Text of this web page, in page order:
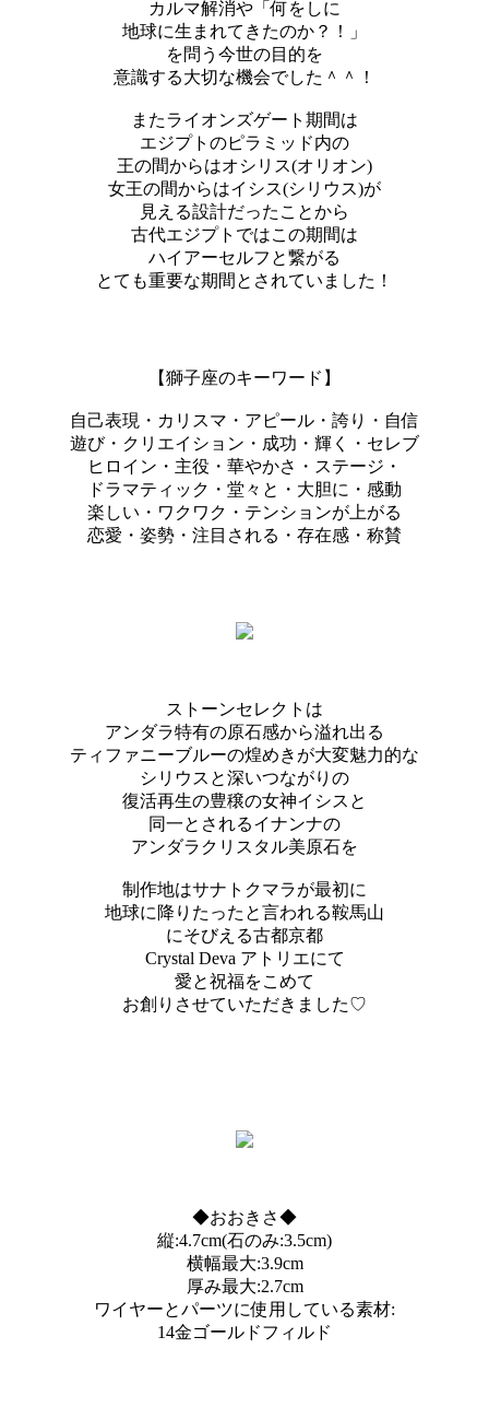
カルマ解消や「何をしに
地球に生まれてきたのか？！」
を問う今世の目的を
意識する大切な機会でした＾＾！
またライオンズゲート期間は
エジプトのピラミッド内の
王の間からはオシリス(オリオン)
女王の間からはイシス(シリウス)が
見える設計だったことから
古代エジプトではこの期間は
ハイアーセルフと繋がる
とても重要な期間とされていました！
【獅子座のキーワード】
自己表現・カリスマ・アピール・誇り・自信
遊び・クリエイション・成功・輝く・セレブ
ヒロイン・主役・華やかさ・ステージ・
ドラマティック・堂々と・大胆に・感動
楽しい・ワクワク・テンションが上がる
恋愛・姿勢・注目される・存在感・称賛
ストーンセレクトは
アンダラ特有の原石感から溢れ出る
ティファニーブルーの煌めきが大変魅力的な
シリウスと深いつながりの
復活再生の豊穣の女神イシスと
同一とされるイナンナの
アンダラクリスタル美原石を
制作地はサナトクマラが最初に
地球に降りたったと言われる鞍馬山
にそびえる古都京都
Crystal Deva アトリエにて
愛と祝福をこめて
お創りさせていただきました♡
◆おおきさ◆
縦:4.7cm(石のみ:3.5cm)
横幅最大:3.9cm
厚み最大:2.7cm
ワイヤーとパーツに使用している素材:
14金ゴールドフィルド